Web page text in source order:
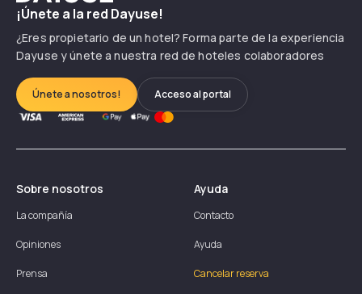
¡Únete a la red Dayuse!
¿Eres propietario de un hotel? Forma parte de la experiencia
Dayuse y únete a nuestra red de hoteles colaboradores
Únete a nosotros! Acceso al portal
Sobre nosotros
La compañía
Opiniones
Prensa
Ayuda
Contacto
Ayuda
Cancelar reserva